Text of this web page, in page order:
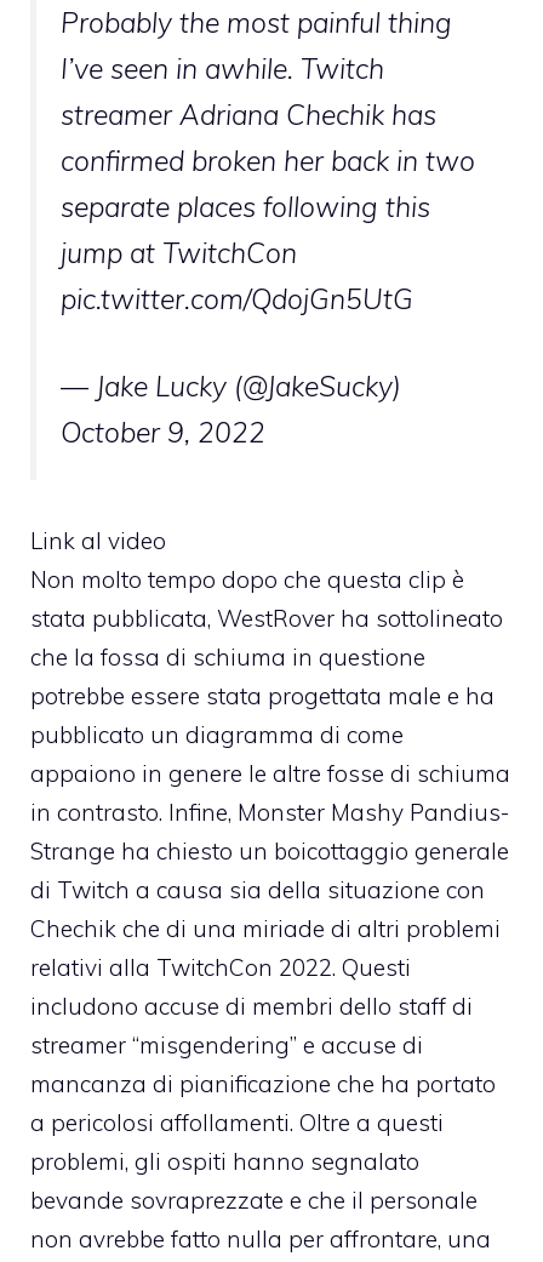
Probably the most painful thing
I’ve seen in awhile. Twitch
streamer Adriana Chechik has
confirmed broken her back in two
separate places following this
jump at TwitchCon
pic.twitter.com/QdojGn5UtG
— Jake Lucky (@JakeSucky)
October 9, 2022
Link al video
Non molto tempo dopo che questa clip è
stata pubblicata, WestRover ha sottolineato
che la fossa di schiuma in questione
potrebbe essere stata progettata male e ha
pubblicato un diagramma di come
appaiono in genere le altre fosse di schiuma
in contrasto. Infine, Monster Mashy Pandius-
Strange ha chiesto un boicottaggio generale
di Twitch a causa sia della situazione con
Chechik che di una miriade di altri problemi
relativi alla TwitchCon 2022. Questi
includono accuse di membri dello staff di
streamer “misgendering” e accuse di
mancanza di pianificazione che ha portato
a pericolosi affollamenti. Oltre a questi
problemi, gli ospiti hanno segnalato
bevande sovraprezzate e che il personale
non avrebbe fatto nulla per affrontare, una